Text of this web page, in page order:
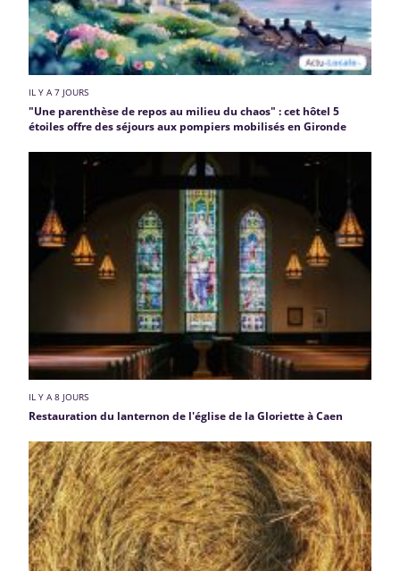
IL Y A 7 JOURS
"Une parenthèse de repos au milieu du chaos" : cet hôtel 5
étoiles offre des séjours aux pompiers mobilisés en Gironde
IL Y A 8 JOURS
Restauration du lanternon de l'église de la Gloriette à Caen